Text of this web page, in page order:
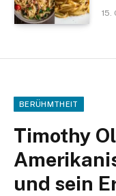
15.
BERÜHMTHEIT
Timothy
und sein